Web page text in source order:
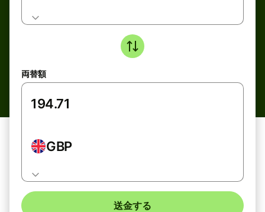
両替額
GBP
送金する